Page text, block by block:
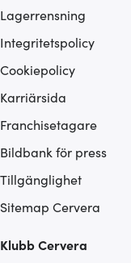
Lagerrensning
Integritetspolicy
Cookiepolicy
Karriärsida
Franchisetagare
Bildbank för press
Tillgänglighet
Sitemap Cervera
Klubb Cervera